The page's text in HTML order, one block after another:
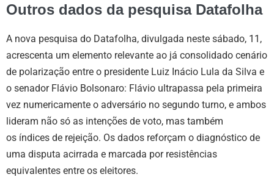
Outros dados da pesquisa Datafolha
A nova pesquisa do Datafolha, divulgada neste sábado, 11,
acrescenta um elemento relevante ao já consolidado cenário
de polarização entre o presidente Luiz Inácio Lula da Silva e
o senador Flávio Bolsonaro: Flávio ultrapassa pela primeira
vez numericamente o adversário no segundo turno, e ambos
lideram não só as intenções de voto, mas também
os índices de rejeição. Os dados reforçam o diagnóstico de
uma disputa acirrada e marcada por resistências
equivalentes entre os eleitores.